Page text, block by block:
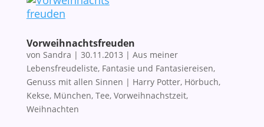
Vorweihnachtsfreuden
von Sandra | 30.11.2013 | Aus meiner
Lebensfreudeliste, Fantasie und Fantasiereisen,
Genuss mit allen Sinnen | Harry Potter, Hörbuch,
Kekse, München, Tee, Vorweihnachstzeit,
Weihnachten